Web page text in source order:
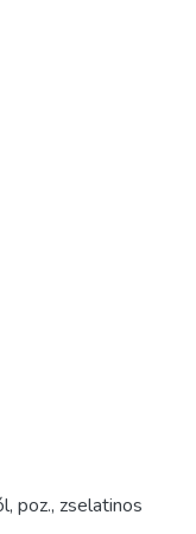
poz., zselatinos